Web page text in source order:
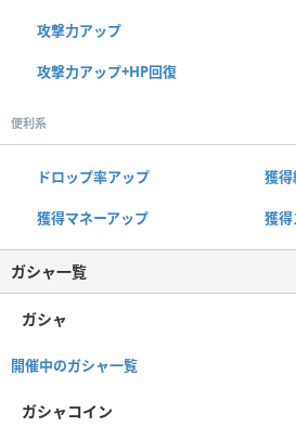
攻撃力アップ
攻撃力アップ+HP回復
便利系
ドロップ率アップ 獲
獲得マネーアップ 獲
ガシャ一覧
ガシャ
開催中のガシャ一覧
ガシャコイン